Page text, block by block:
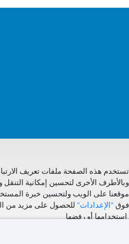
تستخدم هذه الصفحة ملفات تعريف
وبالأطرف الأخرى لتحسين إمكانية التنقل
موقعنا على الويب ولتحسين خبرة
فوق "الإعدادات" للحصول على مزيد من